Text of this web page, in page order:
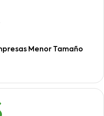
Menor Tamaño